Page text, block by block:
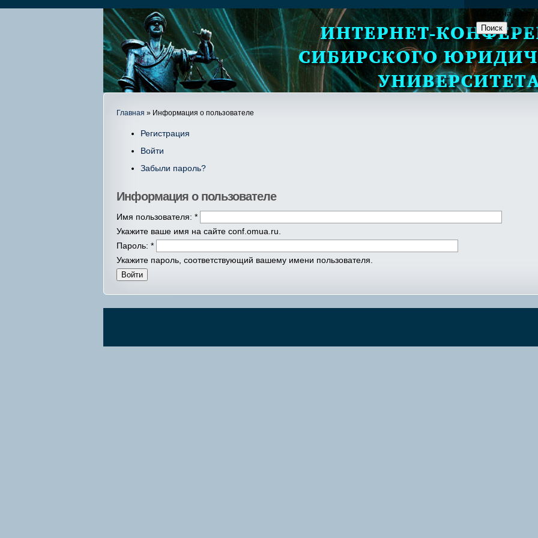
Поиск на
Главная » Информация о пользователе
Регистрация
Войти
Забыли пароль?
Информация о пользователе
Имя пользователя: *
Укажите ваше имя на сайте conf.omua.ru.
Пароль: *
Укажите пароль, соответствующий вашему имени пользователя.